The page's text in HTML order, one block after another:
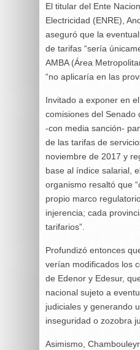
El titular del Ente
Electricidad (ENRE),
aseguró que la
de tarifas “sería
AMBA (Área
“no aplicaría en las
Invitado a exponer en
comisiones del Senado
-con media sanción-
de las tarifas de
noviembre de 2017 y
base al índice salarial,
organismo resaltó que
propio marco
injerencia; cada
tarifarios”.
Profundizó entonces
verían modificados los
de Edenor y Edesur,
nacional sujeto a
judiciales y generando
inseguridad o zozobra
Asimismo,